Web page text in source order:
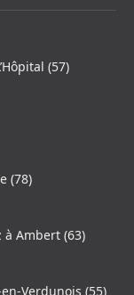
(57)
(78)
à Ambert (63)
Verdunois (55)